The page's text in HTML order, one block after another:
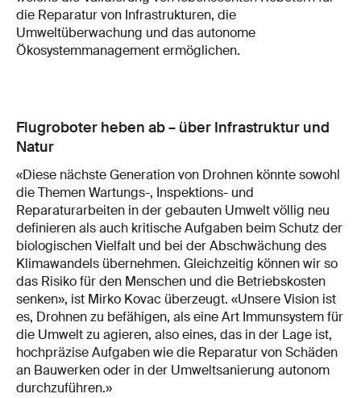
die Reparatur von Infrastrukturen, die
Umweltüberwachung und das autonome
Ökosystemmanagement ermöglichen.
Flugroboter heben ab – über Infrastruktur und
Natur
«Diese nächste Generation von Drohnen könnte sowohl
die Themen Wartungs-, Inspektions- und
Reparaturarbeiten in der gebauten Umwelt völlig neu
definieren als auch kritische Aufgaben beim Schutz der
biologischen Vielfalt und bei der Abschwächung des
Klimawandels übernehmen. Gleichzeitig können wir so
das Risiko für den Menschen und die Betriebskosten
senken», ist Mirko Kovac überzeugt. «Unsere Vision ist
es, Drohnen zu befähigen, als eine Art Immunsystem für
die Umwelt zu agieren, also eines, das in der Lage ist,
hochpräzise Aufgaben wie die Reparatur von Schäden
an Bauwerken oder in der Umweltsanierung autonom
durchzuführen.»